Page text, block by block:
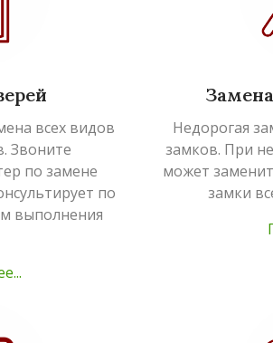
всех видов
Звоните
по замене
по
выполнения
Недорогая
замков. При
может
замки